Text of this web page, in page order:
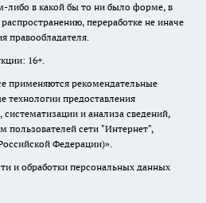
либо в какой бы то ни было форме, в
переработке не иначе
правообладателя.
16+.
применяются рекомендательные
предоставления
и анализа сведений,
пользователей сети "Интернет",
Федерации)».
и обработки персональных данных